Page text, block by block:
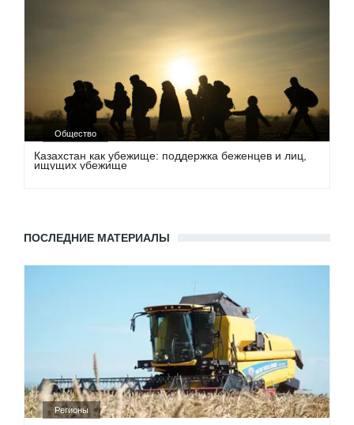
Общество
Казахстан как убежище: поддержка беженцев и лиц,
ищущих убежище
ПОСЛЕДНИЕ МАТЕРИАЛЫ
Регионы